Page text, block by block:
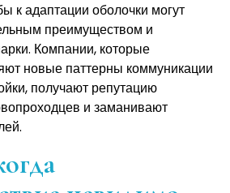
к адаптации оболочки могут
преимуществом и
Компании, которые
новые паттерны коммуникации
получают репутацию
и заманивают